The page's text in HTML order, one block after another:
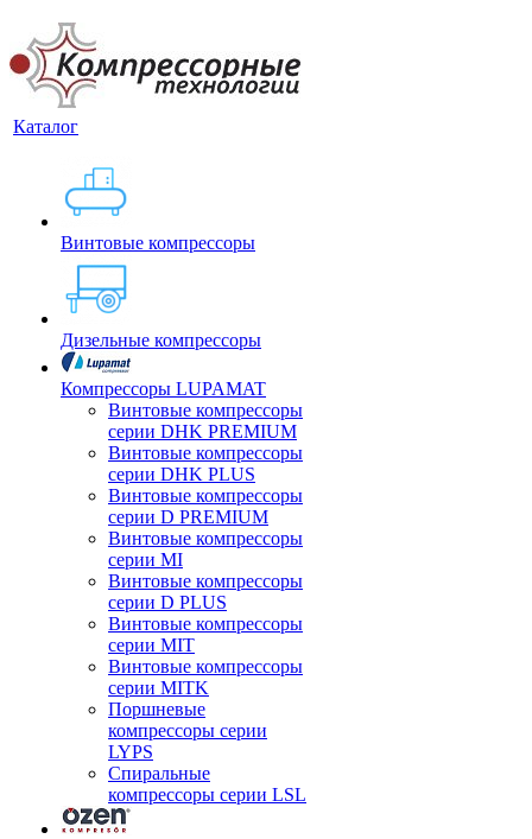
Каталог
Винтовые компрессоры
Дизельные компрессоры
Компрессоры LUPAMAT
Винтовые компрессоры
серии DHK PREMIUM
Винтовые компрессоры
серии DHK PLUS
Винтовые компрессоры
серии D PREMIUM
Винтовые компрессоры
серии MI
Винтовые компрессоры
серии D PLUS
Винтовые компрессоры
серии MIT
Винтовые компрессоры
серии MITK
Поршневые
компрессоры серии
LYPS
Спиральные
компрессоры серии LSL